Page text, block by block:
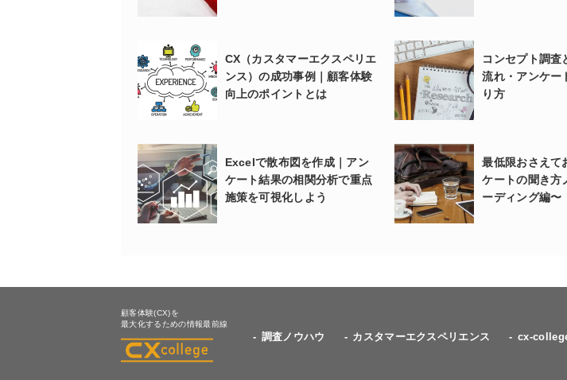
CX（カスタマーエクスペリエ
ンス）の成功事例｜顧客体験
向上のポイントとは
コンセプト調査
流れ・アンケー
り方
Excelで散布図を作成｜アン
ケート結果の相関分析で重点
施策を可視化しよう
最低限おさえて
ケートの聞き方
ーディング編〜
顧客体験(CX)を
最大化するための情報最前線
調査ノウハウ カスタマーエクスペリエンス cx-